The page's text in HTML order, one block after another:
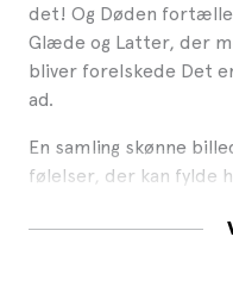
det! Og Døden
Glæde og Latter, der
bliver forelskede Det
ad.
En samling skønne
følelser, der kan fylde